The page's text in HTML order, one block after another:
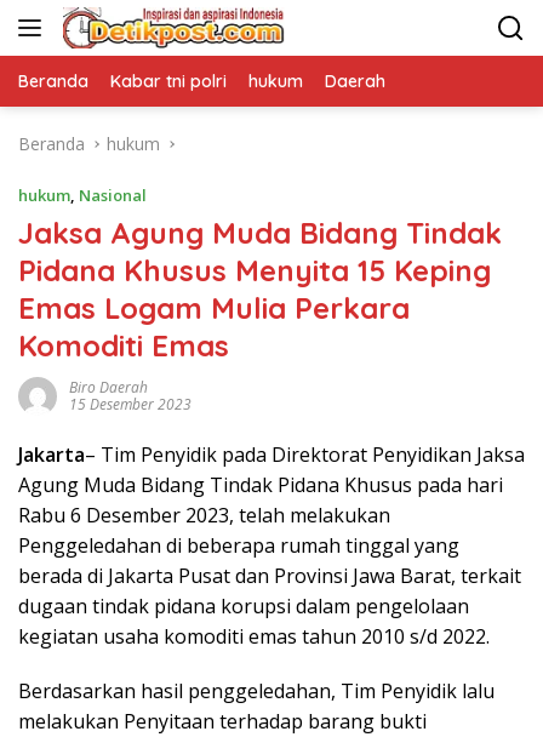
Langsung
Beranda Kabar tni polri hukum Daerah
Beranda hukum
hukum, Nasional
Jaksa Agung Muda Bidang Tindak
Pidana Khusus Menyita 15 Keping
Emas Logam Mulia Perkara
Komoditi Emas
Biro Daerah
15 Desember 2023
Jakarta– Tim Penyidik pada Direktorat Penyidikan Jaksa
Agung Muda Bidang Tindak Pidana Khusus pada hari
Rabu 6 Desember 2023, telah melakukan
Penggeledahan di beberapa rumah tinggal yang
berada di Jakarta Pusat dan Provinsi Jawa Barat, terkait
dugaan tindak pidana korupsi dalam pengelolaan
kegiatan usaha komoditi emas tahun 2010 s/d 2022.
Berdasarkan hasil penggeledahan, Tim Penyidik lalu
melakukan Penyitaan terhadap barang bukti